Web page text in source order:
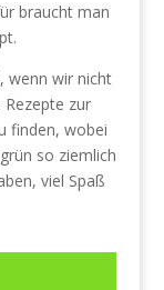
braucht man
wenn wir nicht
zur
finden, wobei
so ziemlich
viel Spaß